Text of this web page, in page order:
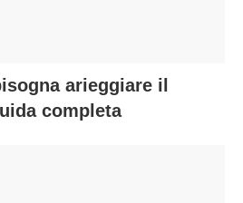
arieggiare il
completa